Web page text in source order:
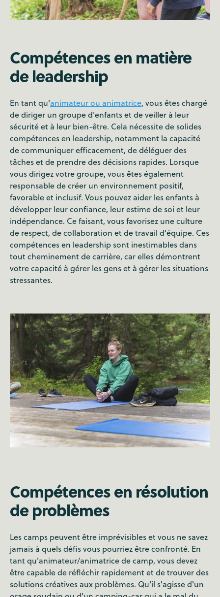
Compétences en matière
de leadership
En tant qu'animateur ou animatrice, vous êtes chargé
de diriger un groupe d'enfants et de veiller à leur
sécurité et à leur bien-être. Cela nécessite de solides
compétences en leadership, notamment la capacité
de communiquer efficacement, de déléguer des
tâches et de prendre des décisions rapides. Lorsque
vous dirigez votre groupe, vous êtes également
responsable de créer un environnement positif,
favorable et inclusif. Vous pouvez aider les enfants à
développer leur confiance, leur estime de soi et leur
indépendance. Ce faisant, vous favorisez une culture
de respect, de collaboration et de travail d'équipe. Ces
compétences en leadership sont inestimables dans
tout cheminement de carrière, car elles démontrent
votre capacité à gérer les gens et à gérer les situations
stressantes.
Compétences en résolution
de problèmes
Les camps peuvent être imprévisibles et vous ne savez
jamais à quels défis vous pourriez être confronté. En
tant qu'animateur/animatrice de camp, vous devez
être capable de réfléchir rapidement et de trouver des
solutions créatives aux problèmes. Qu'il s'agisse d'un